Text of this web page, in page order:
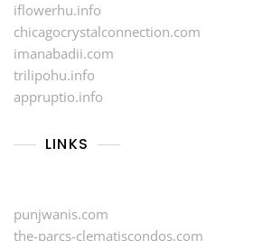
iflowerhu.info
chicagocrystalconnection.com
imanabadii.com
trilipohu.info
appruptio.info
LINKS
punjwanis.com
the-parcs-clematiscondos.com